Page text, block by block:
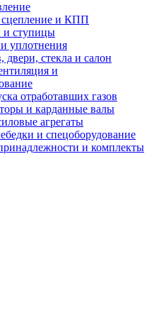
сцепление и КПП
и ступицы
уплотнения
двери, стекла и салон
и
отработавших газов
и карданные валы
агрегаты
и спецоборудование
и комплекты